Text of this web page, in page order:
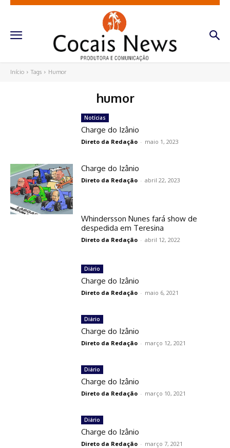
Início Tags Humor
humor
Notícias
Charge do Izânio
Direto da Redação - maio 1, 2023
Charge do Izânio
Direto da Redação - abril 22, 2023
Whindersson Nunes fará show de
despedida em Teresina
Direto da Redação - abril 12, 2022
Diário
Charge do Izânio
Direto da Redação - maio 6, 2021
Diário
Charge do Izânio
Direto da Redação - março 12, 2021
Diário
Charge do Izânio
Direto da Redação - março 10, 2021
Diário
Charge do Izânio
Direto da Redação - março 7, 2021